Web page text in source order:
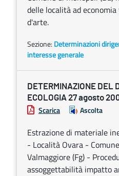
delle località ad
d'arte.
Sezione: Determinazioni
interesse generale
DETERMINAZIONE DEL
ECOLOGIA 27 agosto
Scarica Ascolta
Estrazione di materiale
- Località Ovara -
Valmaggiore (Fg) -
assoggettabilità impatto